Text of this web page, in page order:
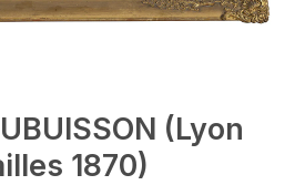
(Lyon
1870)